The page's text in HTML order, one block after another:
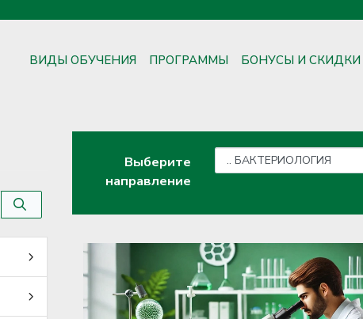
ВИДЫ ОБУЧЕНИЯ ПРОГРАММЫ БОНУСЫ И СКИДКИ
Выберите
направление